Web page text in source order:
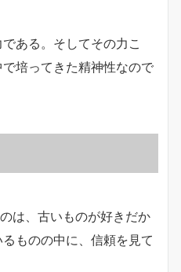
ある。そしてその力こ
培ってきた精神性なので
は、古いものが好きだか
ものの中に、信頼を見て